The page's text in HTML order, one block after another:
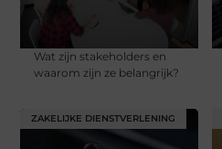
Wat zijn stakeholders en
waarom zijn ze belangrijk?
ZAKELIJKE DIENSTVERLENING